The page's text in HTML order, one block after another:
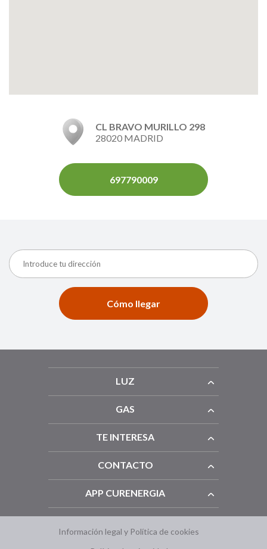
CL BRAVO MURILLO 298
28020 MADRID
697790009
Cómo llegar
LUZ
GAS
TE INTERESA
CONTACTO
APP CURENERGIA
Información legal y Política de cookies